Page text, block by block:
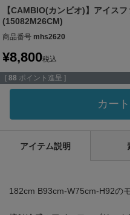
【CAMBIO(カンビオ)】アイス
(15082M26CM)
商品番号 mhs2620
¥8,800税込
[ 88 ポイント進呈 ]
カー
アイテム説明
182cm B93cm-W75cm-H92の